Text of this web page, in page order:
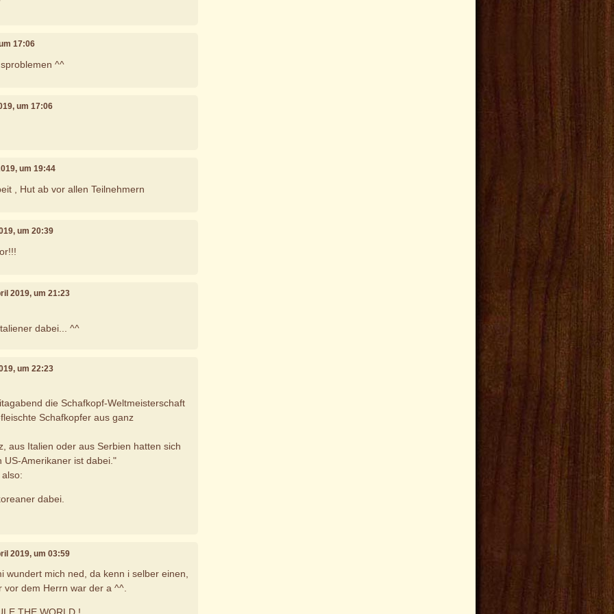
17:06
^^
um 17:06
um 19:44
, Hut ab vor allen Teilnehmern
um 20:39
2019, um 21:23
dabei... ^^
um 22:23
die Schafkopf-Weltmeisterschaft
Schafkopfer aus ganz
aus Italien oder aus Serbien hatten sich
US-Amerikaner ist dabei."
dabei.
2019, um 03:59
wundert mich ned, da kenn i selber einen,
vor dem Herrn war der a ^^.